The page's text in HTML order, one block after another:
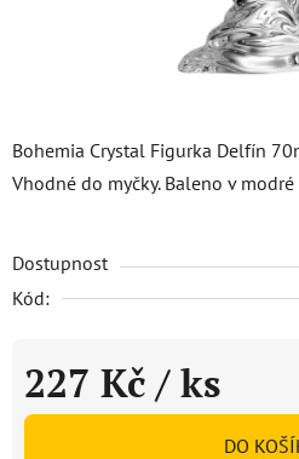
Bohemia Crystal Figurka Delfín
Vhodné do myčky. Baleno v
Dostupnost
Kód:
227 Kč / ks
Měrná cena:
DO